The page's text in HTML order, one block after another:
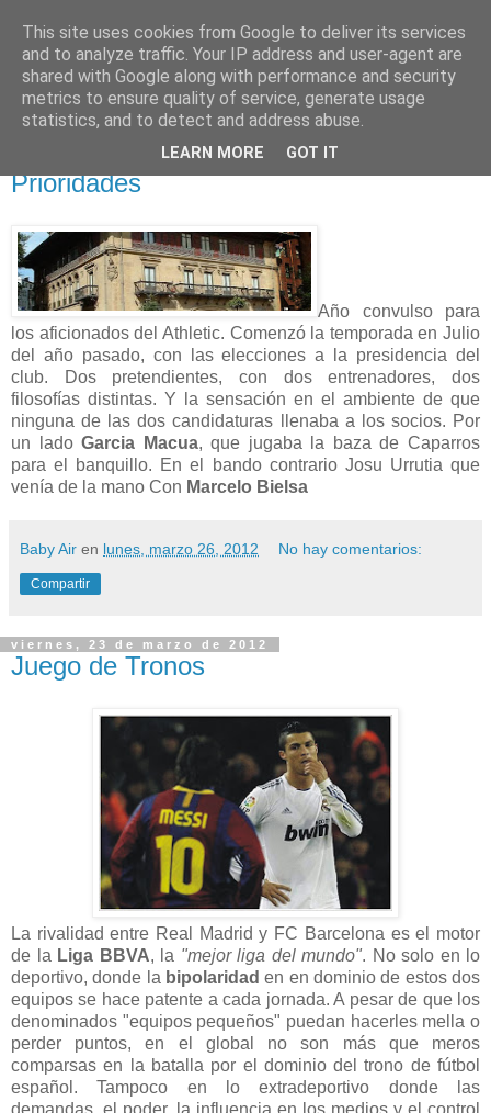
EN LA GRADA
Blog de opinión deportiva
lunes, 26 de marzo de 2012
Prioridades
Año convulso para
los aficionados del Athletic. Comenzó la temporada en Julio
del año pasado, con las elecciones a la presidencia del
club. Dos pretendientes, con dos entrenadores, dos
filosofías distintas. Y la sensación en el ambiente de que
ninguna de las dos candidaturas llenaba a los socios. Por
un ladoGarcia Macua, que jugaba la baza de Caparros
para el banquillo. En el bando contrario Josu Urrutia que
venía de la mano Con Marcelo Bielsa
Baby Air en lunes, marzo 26, 2012 No hay comentarios:
Compartir
viernes, 23 de marzo de 2012
Juego de Tronos
La rivalidad entre Real Madrid y FC Barcelona es el motor
de la Liga BBVA, la "mejor liga del mundo". No solo en lo
deportivo, donde la bipolaridad en en dominio de estos dos
equipos se hace patente a cada jornada. A pesar de que los
denominados "equipos pequeños" puedan hacerles mella o
perder puntos, en el global no son más que meros
comparsas en la batalla por el dominio del trono de fútbol
español. Tampoco en lo extradeportivo donde las
demandas, el poder, la influencia en los medios y el control
This site uses cookies from Google to deliver its services
and to analyze traffic. Your IP address and user-agent are
shared with Google along with performance and security
metrics to ensure quality of service, generate usage
statistics, and to detect and address abuse.
LEARN MORE GOT IT